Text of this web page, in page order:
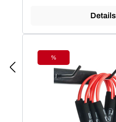
Details
Rabatt
%